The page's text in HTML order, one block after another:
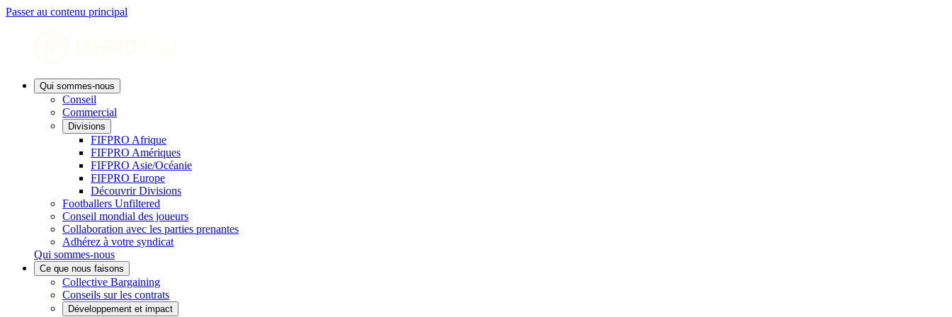
Passer au contenu principal
Qui sommes-nous
Conseil
Commercial
Divisions
FIFPRO Afrique
FIFPRO Amériques
FIFPRO Asie/Océanie
FIFPRO Europe
Découvrir Divisions
Footballers Unfiltered
Conseil mondial des joueurs
Collaboration avec les parties prenantes
Adhérez à votre syndicat
Qui sommes-nous
Ce que nous faisons
Collective Bargaining
Conseils sur les contrats
Développement et impact